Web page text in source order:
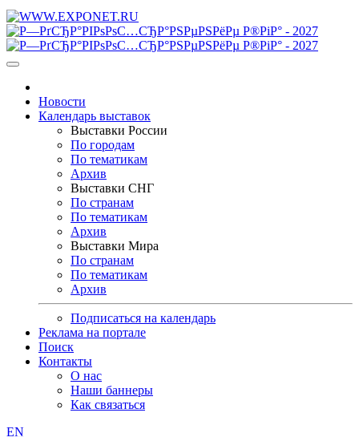
Новости
Календарь выставок
Выставки России
По городам
По тематикам
Архив
Выставки СНГ
По странам
По тематикам
Архив
Выставки Мира
По странам
По тематикам
Архив
Подписаться на календарь
Реклама на портале
Поиск
Контакты
О нас
Наши баннеры
Как связаться
EN